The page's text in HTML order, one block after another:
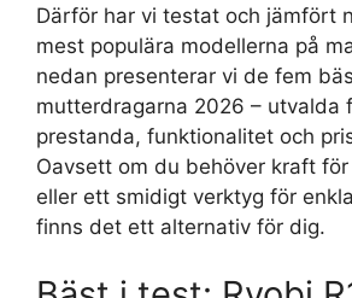
Därför har vi testat och jämfört
mest populära modellerna på
nedan presenterar vi de fem
mutterdragarna 2026 – utvalda
prestanda, funktionalitet och
Oavsett om du behöver kraft
eller ett smidigt verktyg för
finns det ett alternativ för dig.